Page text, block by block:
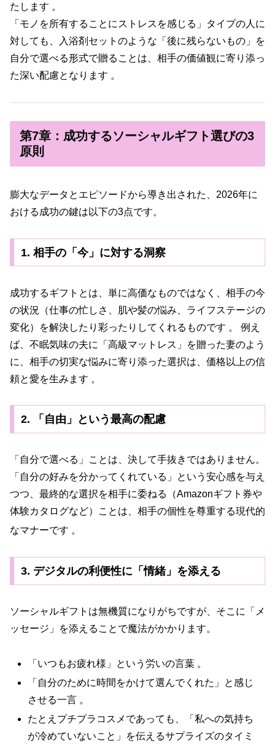
たします 。
「モノを所有することにストレスを感じる」タイプの人に
対しても、入浴剤セットのような「後に残らないもの」を
自分で選べる形式で贈ることは、相手の価値観に寄り添っ
た深い配慮となります 。
第7章：成功するソーシャルギフト選びの3
原則
膨大なデータとエピソードから導き出された、2026年に
おける成功の鍵は以下の3点です。
1. 相手の「今」に対する洞察
成功するギフトとは、単に高価なものではなく、相手の今
の状況（仕事の忙しさ、肌や髪の悩み、ライフステージの
変化）を解決したり彩ったりしてくれるものです 。 例え
ば、不眠気味の夫に「高級マットレス」を贈った妻のよう
に、相手の切実な悩みに寄り添った選択は、価格以上の信
頼と愛を生みます 。
2. 「自由」という最高の配慮
「自分で選べる」ことは、決して手抜きではありません。
「自分の好みを分かってくれている」という安心感を与え
つつ、最終的な選択を相手に委ねる（Amazonギフト券や
体験カタログなど）ことは、相手の個性を尊重する現代的
なマナーです 。
3. デジタルの利便性に「情緒」を添える
ソーシャルギフトは無機質になりがちですが、そこに「メ
ッセージ」を添えることで魔法がかかります。
「いつもお疲れ様」という労いの言葉 。
「自分のために時間をかけて選んでくれた」と感じ
させる一言 。
たとえプチプラコスメであっても、「私への気持ち
が冷めていないこと」を伝えるサプライズのタイミ